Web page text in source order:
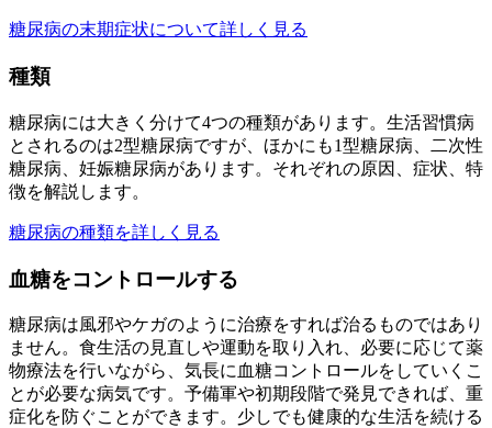
糖尿病の末期症状について詳しく見る
種類
糖尿病には大きく分けて4つの種類があります。生活習慣病
とされるのは2型糖尿病ですが、ほかにも1型糖尿病、二次性
糖尿病、妊娠糖尿病があります。それぞれの原因、症状、特
徴を解説します。
糖尿病の種類を詳しく見る
血糖をコントロールする
糖尿病は風邪やケガのように治療をすれば治るものではあり
ません。食生活の見直しや運動を取り入れ、必要に応じて薬
物療法を行いながら、気長に血糖コントロールをしていくこ
とが必要な病気です。予備軍や初期段階で発見できれば、重
症化を防ぐことができます。少しでも健康的な生活を続ける